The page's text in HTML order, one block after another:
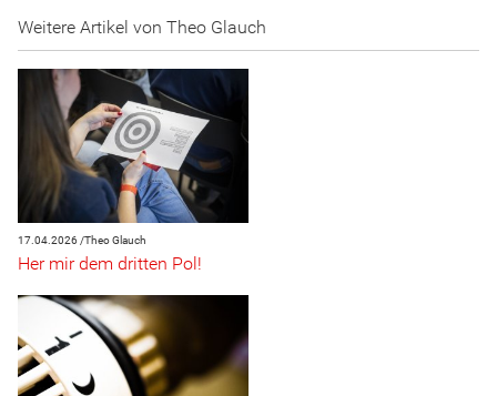
Weitere Artikel von Theo Glauch
17.04.2026 /Theo Glauch
Her mir dem dritten Pol!